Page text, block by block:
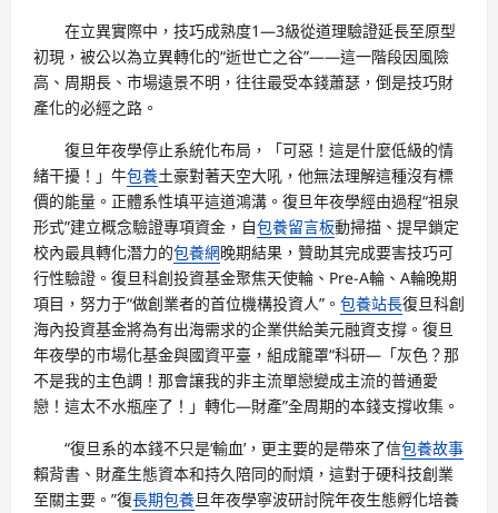
在立異實際中，技巧成熟度1—3級從道理驗證延長至原型
初現，被公以為立異轉化的“逝世亡之谷”——這一階段因風險
高、周期長、市場遠景不明，往往最受本錢蕭瑟，倒是技巧財
產化的必經之路。
復旦年夜學停止系統化布局，「可惡！這是什麼低級的情
緒干擾！」牛包養土豪對著天空大吼，他無法理解這種沒有標
價的能量。正體系性填平這道鴻溝。復旦年夜學經由過程“祖泉
形式”建立概念驗證專項資金，自包養留言板動掃描、提早鎖定
校內最具轉化潛力的包養網晚期結果，贊助其完成要害技巧可
行性驗證。復旦科創投資基金聚焦天使輪、Pre-A輪、A輪晚期
項目，努力于“做創業者的首位機構投資人”。 包養站長復旦科創
海內投資基金將為有出海需求的企業供給美元融資支撐。復旦
年夜學的市場化基金與國資平臺，組成籠罩“科研—「灰色？那
不是我的主色調！那會讓我的非主流單戀變成主流的普通愛
戀！這太不水瓶座了！」轉化—財產”全周期的本錢支撐收集。
“復旦系的本錢不只是‘輸血’，更主要的是帶來了信包養故事
賴背書、財產生態資本和持久陪同的耐煩，這對于硬科技創業
至關主要。”復長期包養旦年夜學寧波研討院年夜生態孵化培養